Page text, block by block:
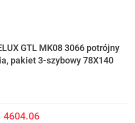
GTL MK08 3066 potrójny
pakiet 3-szybowy 78X140
4604.06